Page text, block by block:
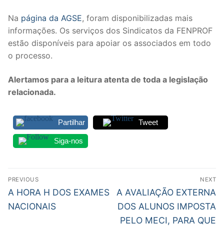
ENSINO SUPERIOR
PROFESSORES CONTRATADOS
Formação
Área de Sócios
Revista Intervir
Na página da AGSE, foram disponibilizadas mais
informações. Os serviços dos Sindicatos da FENPROF
estão disponíveis para apoiar os associados em todo
o processo.
Alertamos para a leitura atenta de toda a legislação
relacionada.
Partilhar Tweet
Siga-nos
Navegação
de
artigos
PREVIOUS
Previous
post:
A HORA H DOS EXAMES
NACIONAIS
NEXT
Next
post:
A AVALIAÇÃO EXTERNA
DOS ALUNOS IMPOSTA
PELO MECI, PARA QUE